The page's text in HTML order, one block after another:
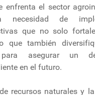
enfrenta el sector
necesidad de
que no solo
que también
para asegurar un
en el futuro.
recursos naturales y